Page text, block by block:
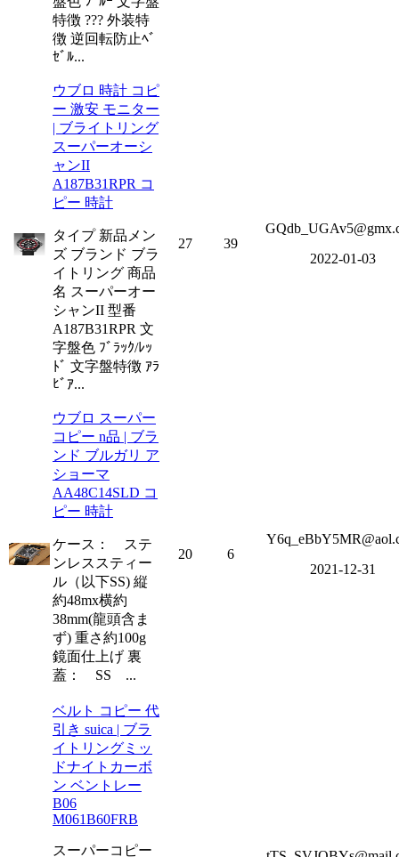
特徴 ??? 外装特
徴 逆回転防止ﾍﾞ
ｾﾞﾙ...
ウブロ 時計 コピ
ー 激安 モニター
| ブライトリング
スーパーオーシ
ャンII
A187B31RPR コ
ピー 時計
タイプ 新品メン
ズ ブランド ブラ
イトリング 商品
名 スーパーオー
シャンII 型番
A187B31RPR 文
字盤色 ﾌﾞﾗｯｸ/ﾚｯ
ﾄﾞ 文字盤特徴 ｱﾗ
ﾋﾞｱ...
27 39
2022-01-03
ウブロ スーパー
コピー n品 | ブラ
ンド ブルガリ ア
ショーマ
AA48C14SLD コ
ピー 時計
ケース： ステ
ンレススティー
ル（以下SS) 縦
約48mx横約
38mm(龍頭含ま
ず) 重さ約100g
鏡面仕上げ 裏
蓋： SS ...
20 6
2021-12-31
ベルト コピー 代
引き suica | ブラ
イトリングミッ
ドナイトカーボ
ン ベントレー
B06
M061B60FRB
スーパーコピー